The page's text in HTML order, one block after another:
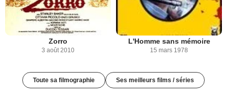
Zorro
3 août 2010
L'Homme sans mémoire
15 mars 1978
Toute sa filmographie Ses meilleurs films / séries